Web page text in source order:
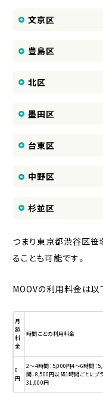
文京区
豊島区
北区
墨田区
台東区
中野区
杉並区
つまり東京都渋谷区笹
ることも可能です。
MOOVの利用料金は以
月
額
料
金
時間ごとの利用料金
0
円
2〜4時間：5,000円4〜6時間：
間：8,500円以降1時間ごとにプ
31,000円